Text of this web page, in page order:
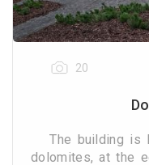
20
The building is
dolomites, at the